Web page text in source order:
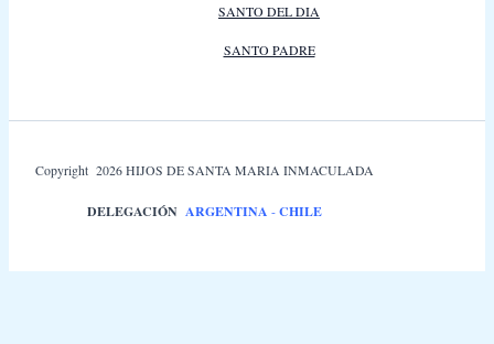
SANTO DEL DIA
SANTO PADRE
Copyright 2026 HIJOS DE SANTA MARIA INMACULADA
DELEGACIÓN ARGENTINA -CHILE